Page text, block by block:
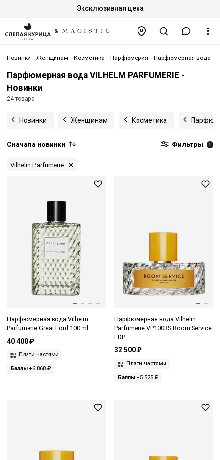
Эксклюзивная цена
Новинки Женщинам Косметика Парфюмерия Парфюмерная вода
Парфюмерная вода VILHELM PARFUMERIE -
Новинки
24 товара
Новинки Женщинам Косметика
Сначала новинки Фильтры 1
Vilhelm Parfumerie
Парфюмерная вода Vilhelm
Parfumerie Great Lord 100 ml
40 400 ₽
Плати частями
Баллы +6 868 ₽
Парфюмерная вода Vilhelm
Parfumerie VP100RS Room Service
EDP
32 500 ₽
Плати частями
Баллы+5 525 ₽